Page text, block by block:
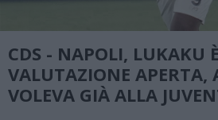
CDS - NAPOLI, LUKAKU
VALUTAZIONE APERTA,
VOLEVA GIÀ ALLA